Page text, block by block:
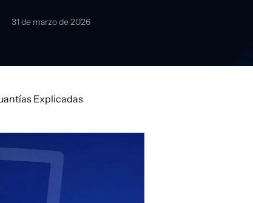
31 de marzo de 2026
Explicadas